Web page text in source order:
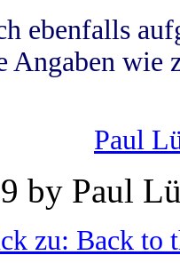
ebenfalls
Angaben wie
Paul
by Paul
zu: Back to